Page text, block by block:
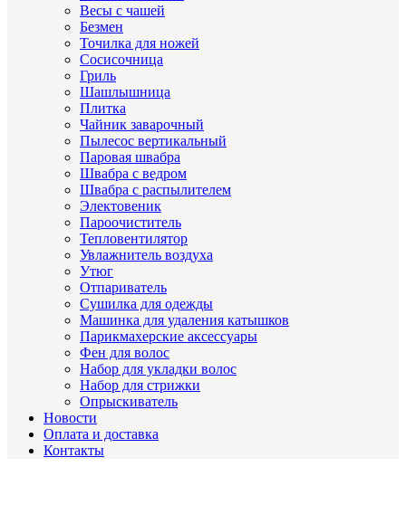
Весы с чашей
Безмен
Точилка для ножей
Сосисочница
Гриль
Шашлышница
Плитка
Чайник заварочный
Пылесос вертикальный
Паровая швабра
Швабра с ведром
Швабра с распылителем
Электовеник
Пароочиститель
Тепловентилятор
Увлажнитель воздуха
Утюг
Отпариватель
Сушилка для одежды
Машинка для удаления катышков
Парикмахерские аксессуары
Фен для волос
Набор для укладки волос
Набор для стрижки
Опрыскиватель
Новости
Оплата и доставка
Контакты